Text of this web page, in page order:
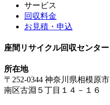
サービス
回収料金
お見積・申込
座間リサイクル回収センター
所在地
〒252-0344 神奈川県相模原市
南区古淵５丁目１４－１６